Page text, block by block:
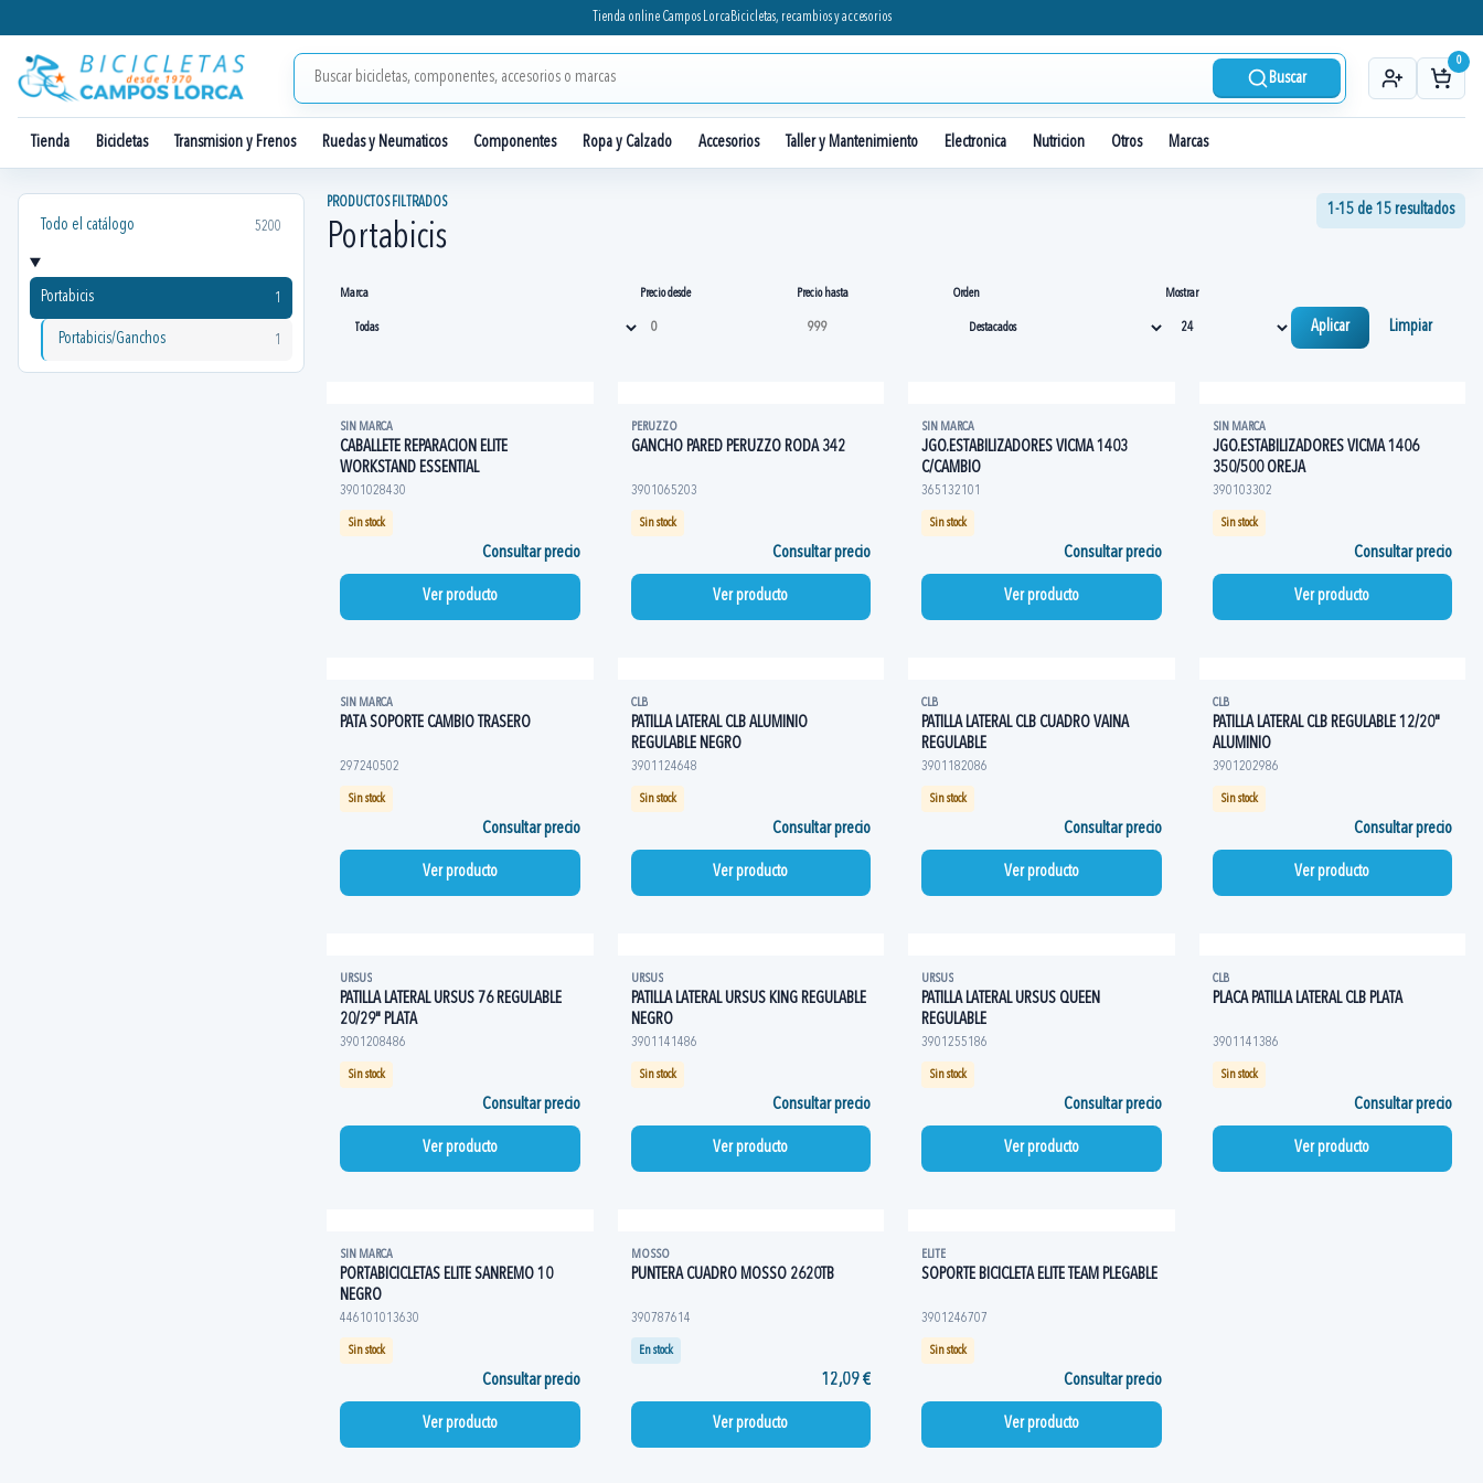
Tienda online Campos Lorca Bicicletas, recambios y accesorios
Buscar
0
Tienda Bicicletas Transmision y Frenos Ruedas y Neumaticos Componentes Ropa y Calzado Accesorios Taller y Mantenimiento Electronica Nutricion Otros Marcas
Todo el catálogo 5200
Portabicis 1
Portabicis/Ganchos 1
PRODUCTOS FILTRADOS
Portabicis
1-15 de 15 resultados
Marca Precio desde Precio hasta Orden Mostrar
Aplicar Limpiar
SIN MARCA
CABALLETE REPARACION ELITE
WORKSTAND ESSENTIAL
3901028430
Sin stock
Consultar precio
Ver producto
PERUZZO
GANCHO PARED PERUZZO RODA 342
3901065203
Sin stock
Consultar precio
Ver producto
SIN MARCA
JGO.ESTABILIZADORES VICMA 1403
C/CAMBIO
365132101
Sin stock
Consultar precio
Ver producto
SIN MARCA
JGO.ESTABILIZADORES VICMA 1406
350/500 OREJA
390103302
Sin stock
Consultar precio
Ver producto
SIN MARCA
PATA SOPORTE CAMBIO TRASERO
297240502
Sin stock
Consultar precio
Ver producto
CLB
PATILLA LATERAL CLB ALUMINIO
REGULABLE NEGRO
3901124648
Sin stock
Consultar precio
Ver producto
CLB
PATILLA LATERAL CLB CUADRO VAINA
REGULABLE
3901182086
Sin stock
Consultar precio
Ver producto
CLB
PATILLA LATERAL CLB REGULABLE 12/20"
ALUMINIO
3901202986
Sin stock
Consultar precio
Ver producto
URSUS
PATILLA LATERAL URSUS 76 REGULABLE
20/29" PLATA
3901208486
Sin stock
Consultar precio
Ver producto
URSUS
PATILLA LATERAL URSUS KING REGULABLE
NEGRO
3901141486
Sin stock
Consultar precio
Ver producto
URSUS
PATILLA LATERAL URSUS QUEEN
REGULABLE
3901255186
Sin stock
Consultar precio
Ver producto
CLB
PLACA PATILLA LATERAL CLB PLATA
3901141386
Sin stock
Consultar precio
Ver producto
SIN MARCA
PORTABICICLETAS ELITE SANREMO 10
NEGRO
446101013630
Sin stock
Consultar precio
Ver producto
MOSSO
PUNTERA CUADRO MOSSO 2620TB
390787614
En stock
12,09 €
Ver producto
ELITE
SOPORTE BICICLETA ELITE TEAM PLEGABLE
3901246707
Sin stock
Consultar precio
Ver producto